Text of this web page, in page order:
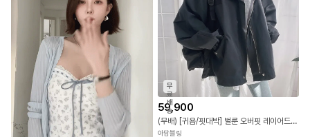
무
료
배
송
59,900
(무배) [귀욤/핏대박] 벌룬 오버핏 레이어드 야상 후드 점퍼
아담블링